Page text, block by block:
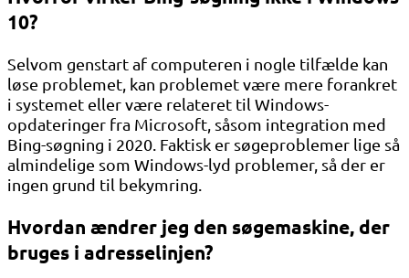
10?
Selvom genstart af computeren i nogle tilfælde kan
løse problemet, kan problemet være mere forankret
i systemet eller være relateret til Windows-
opdateringer fra Microsoft, såsom integration med
Bing-søgning i 2020. Faktisk er søgeproblemer lige så
almindelige som Windows-lyd problemer, så der er
ingen grund til bekymring.
Hvordan ændrer jeg den søgemaskine, der
bruges i adresselinjen?